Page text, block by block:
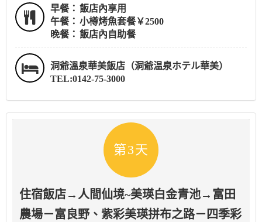
早餐： 飯店內享用
午餐： 小樽烤魚套餐￥2500
晚餐： 飯店內自助餐
洞爺溫泉華美飯店（洞爺温泉ホテル華美）
TEL:0142-75-3000
第3天
住宿飯店→人間仙境~美瑛白金青池→富田
農場－富良野、紫彩美瑛拼布之路－四季彩